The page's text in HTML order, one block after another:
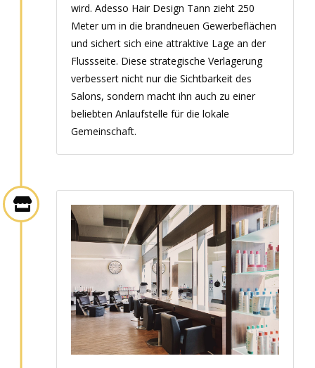
wird. Adesso Hair Design Tann zieht 250
Meter um in die brandneuen Gewerbeflächen
und sichert sich eine attraktive Lage an der
Flussseite. Diese strategische Verlagerung
verbessert nicht nur die Sichtbarkeit des
Salons, sondern macht ihn auch zu einer
beliebten Anlaufstelle für die lokale
Gemeinschaft.